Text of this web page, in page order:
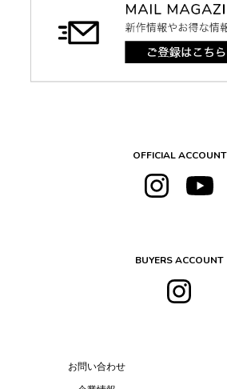
OFFICIAL ACCOUNT
BUYERS ACCOUNT
お問い合わせ